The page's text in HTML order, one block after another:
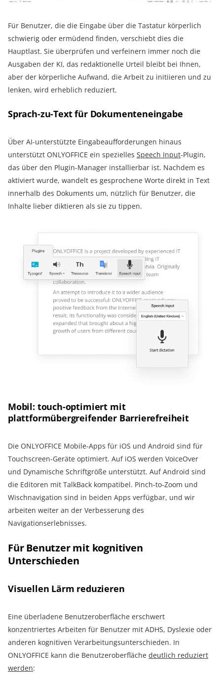
Für Benutzer, die die Eingabe über die Tastatur körperlich
schwierig oder ermüdend finden, verschiebt dies die
Hauptlast. Sie überprüfen und verfeinern immer noch die
Ausgaben der KI, das redaktionelle Urteil bleibt bei Ihnen,
aber der körperliche Aufwand, die Arbeit zu initiieren und zu
lenken, wird erheblich reduziert.
Sprach-zu-Text für Dokumenteneingabe
Über AI-unterstützte Eingabeaufforderungen hinaus
unterstützt ONLYOFFICE ein spezielles Speech Input-Plugin,
das über den Plugin-Manager installierbar ist. Nachdem es
aktiviert wurde, wandelt es gesprochene Worte direkt in Text
innerhalb des Dokuments um, nützlich für Benutzer, die
Inhalte lieber diktieren als sie zu tippen.
Mobil: touch-optimiert mit
plattformübergreifender Barrierefreiheit
Die ONLYOFFICE Mobile-Apps für iOS und Android sind für
Touchscreen-Geräte optimiert. Auf iOS werden VoiceOver
und Dynamische Schriftgröße unterstützt. Auf Android sind
die Editoren mit TalkBack kompatibel. Pinch-to-Zoom und
Wischnavigation sind in beiden Apps verfügbar, und wir
arbeiten weiter an der Verbesserung des
Navigationserlebnisses.
Für Benutzer mit kognitiven
Unterschieden
Visuellen Lärm reduzieren
Eine überladene Benutzeroberfläche erschwert
konzentriertes Arbeiten für Benutzer mit ADHS, Dyslexie oder
anderen kognitiven Verarbeitungsunterschieden. In
ONLYOFFICE kann die Benutzeroberfläche deutlich reduziert
werden: